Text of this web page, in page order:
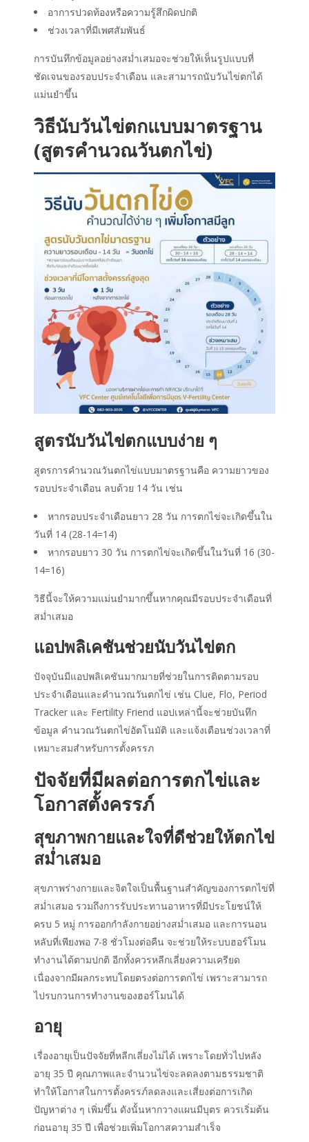
อาการปวดท้องหรือความรู้สึกผิดปกติ
ช่วงเวลาที่มีเพศสัมพันธ์
การบันทึกข้อมูลอย่างสม่ำเสมอจะช่วยให้เห็นรูปแบบที่
ชัดเจนของรอบประจำเดือน และสามารถนับวันไข่ตกได้
แม่นยำขึ้น
วิธีนับวันไข่ตกแบบมาตรฐาน
(สูตรคำนวณวันตกไข่)
สูตรนับวันไข่ตกแบบง่าย ๆ
สูตรการคำนวณวันตกไข่แบบมาตรฐานคือ ความยาวของ
รอบประจำเดือน ลบด้วย 14 วัน เช่น
หากรอบประจำเดือนยาว 28 วัน การตกไข่จะเกิดขึ้นใน
วันที่ 14 (28-14=14)
หากรอบยาว 30 วัน การตกไข่จะเกิดขึ้นในวันที่ 16 (30-
14=16)
วิธีนี้จะให้ความแม่นยำมากขึ้นหากคุณมีรอบประจำเดือนที่
สม่ำเสมอ
แอปพลิเคชันช่วยนับวันไข่ตก
ปัจจุบันมีแอปพลิเคชันมากมายที่ช่วยในการติดตามรอบ
ประจำเดือนและคำนวณวันตกไข่ เช่น Clue, Flo, Period
Tracker และ Fertility Friend แอปเหล่านี้จะช่วยบันทึก
ข้อมูล คำนวณวันตกไข่อัตโนมัติ และแจ้งเตือนช่วงเวลาที่
เหมาะสมสำหรับการตั้งครรภ
ปัจจัยที่มีผลต่อการตกไข่และ
โอกาสตั้งครรภ์
สุขภาพกายและใจที่ดีช่วยให้ตกไข่
สม่ำเสมอ
สุขภาพร่างกายและจิตใจเป็นพื้นฐานสำคัญของการตกไข่ที่
สม่ำเสมอ รวมถึงการรับประทานอาหารที่มีประโยชน์ให้
ครบ 5 หมู่ การออกกำลังกายอย่างสม่ำเสมอ และการนอน
หลับที่เพียงพอ 7-8 ชั่วโมงต่อคืน จะช่วยให้ระบบฮอร์โมน
ทำงานได้ตามปกติ อีกทั้งควรหลีกเลี่ยงความเครียด
เนื่องจากมีผลกระทบโดยตรงต่อการตกไข่ เพราะสามารถ
ไปรบกวนการทำงานของฮอร์โมนได้
อายุ
เรื่องอายุเป็นปัจจัยที่หลีกเลี่ยงไม่ได้ เพราะโดยทั่วไปหลัง
อายุ 35 ปี คุณภาพและจำนวนไข่จะลดลงตามธรรมชาติ
ทำให้โอกาสในการตั้งครรภ์ลดลงและเสี่ยงต่อการเกิด
ปัญหาต่าง ๆ เพิ่มขึ้น ดังนั้นหากวางแผนมีบุตร ควรเริ่มต้น
ก่อนอายุ 35 ปี เพื่อช่วยเพิ่มโอกาสความสำเร็จ